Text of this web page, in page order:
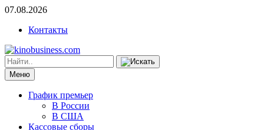
07.08.2026
Контакты
Меню
График премьер
В России
В США
Кассовые сборы